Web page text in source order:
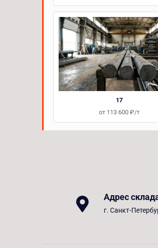
17
от 113 600 ₽/т
Адрес
г. Санкт-